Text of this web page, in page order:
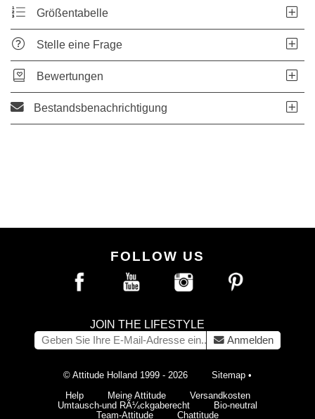
Größentabelle
Stelle eine Frage
Bewertungen
Bestandsbenachrichtigung
FOLLOW US
JOIN THE LIFESTYLE
Anmelden
© Attitude Holland 1999 - 2026 Sitemap •
Help
Meine Attitude
Versandkosten
Umtausch-und RÃ¼ckgaberecht
Bio-neutral
Team-Attitude
Chattitude